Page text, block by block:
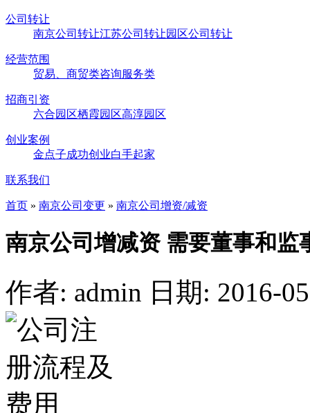
公司转让
南京公司转让江苏公司转让园区公司转让
经营范围
贸易、商贸类咨询服务类
招商引资
六合园区栖霞园区高淳园区
创业案例
金点子成功创业白手起家
联系我们
首页 » 南京公司变更 » 南京公司增资/减资
南京公司增减资 需要董事和监
作者: admin 日期: 2016-